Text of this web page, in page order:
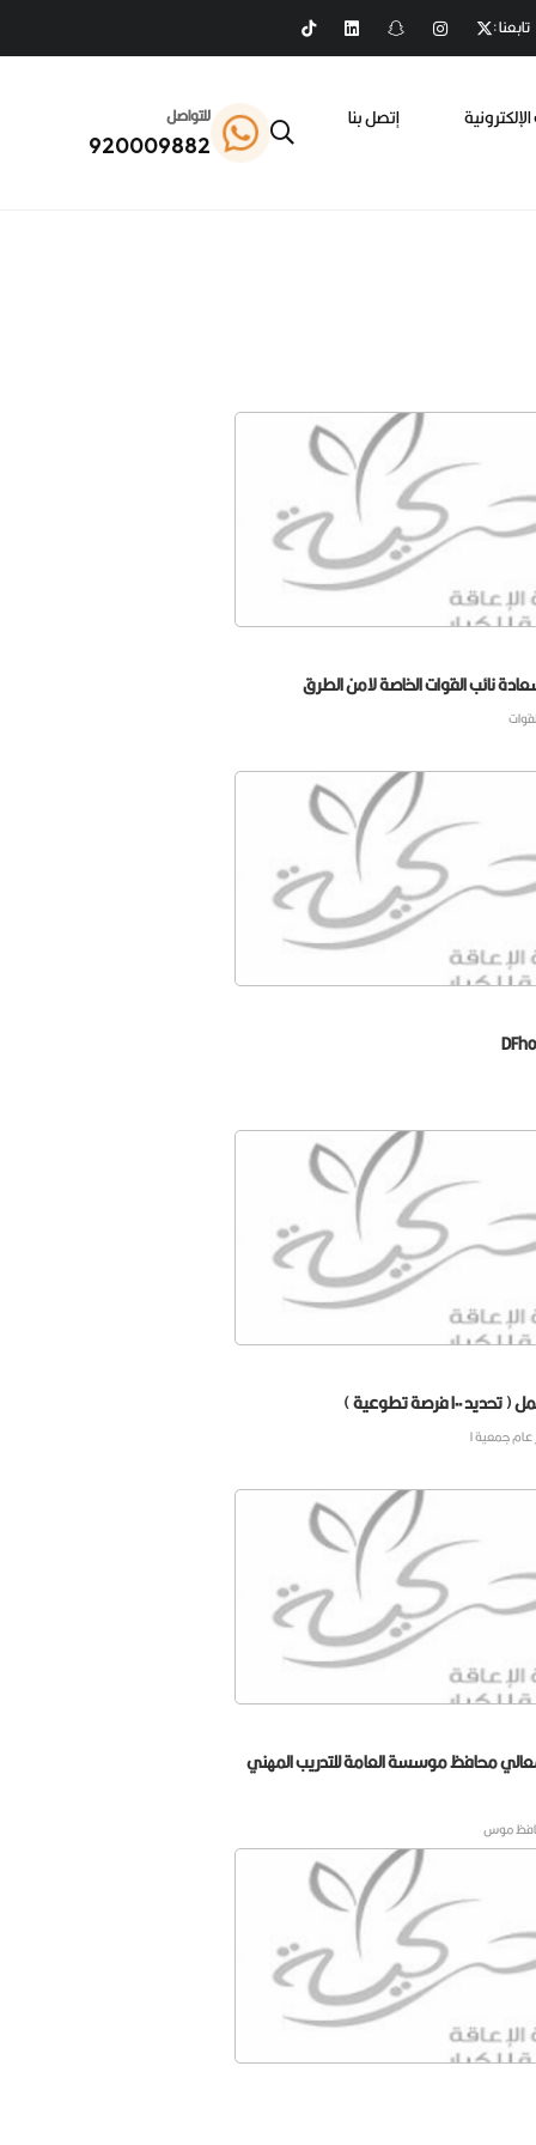
تابعنا :
إتصل بنا
للتواصل
920009882
نائب القوات الخاصة لامن الطرق
فرصة تطوعية )
جمعية ا
محافظ موسسة العامة للتدريب المهني
موس